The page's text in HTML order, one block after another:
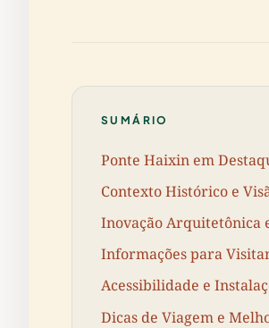
SUMÁRIO
Ponte Haixin em
Contexto Histórico e
Inovação Arquitetônica
Informações para
Acessibilidade e
Dicas de Viagem e